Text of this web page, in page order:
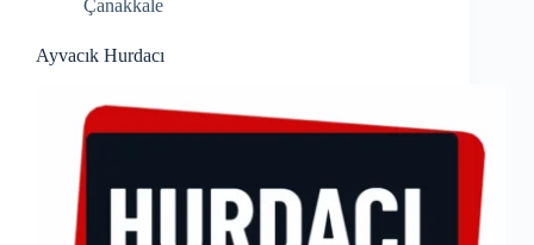
Çanakkale
Ayvacık Hurdacı